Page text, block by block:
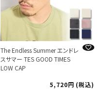
The Endless Summer エンドレ
スサマー TES GOOD TIMES
LOW CAP
5,720
税込